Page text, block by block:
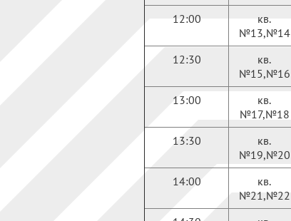
12:00
кв.
№13,№14
12:30
кв.
№15,№16
13:00
кв.
№17,№18
13:30
кв.
№19,№20
14:00
кв.
№21,№22